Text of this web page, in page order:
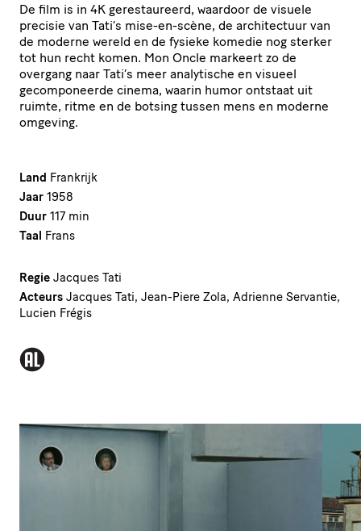
De film is in 4K gerestaureerd, waardoor de visuele
precisie van Tati’s mise-en-scène, de architectuur van
de moderne wereld en de fysieke komedie nog sterker
tot hun recht komen. Mon Oncle markeert zo de
overgang naar Tati’s meer analytische en visueel
gecomponeerde cinema, waarin humor ontstaat uit
ruimte, ritme en de botsing tussen mens en moderne
omgeving.
Land Frankrijk
Jaar 1958
Duur 117 min
Taal Frans
Regie Jacques Tati
Acteurs Jacques Tati, Jean-Piere Zola, Adrienne Servantie,
Lucien Frégis